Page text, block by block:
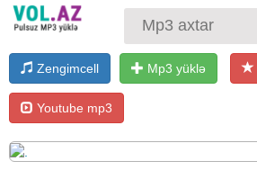
Zengimcell Mp3 yüklə
Youtube mp3